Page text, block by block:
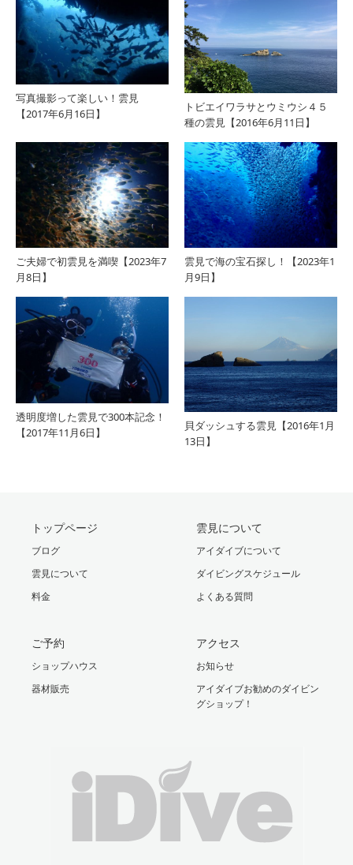
写真撮影って楽しい！雲見
【2017年6月16日】
トビエイワラサとウミウシ４５
種の雲見【2016年6月11日】
ご夫婦で初雲見を満喫【2023年7
月8日】
雲見で海の宝石探し！【2023年1
月9日】
透明度増した雲見で300本記念！
【2017年11月6日】
貝ダッシュする雲見【2016年1月
13日】
トップページ
ブログ
雲見について
料金
雲見について
アイダイブについて
ダイビングスケジュール
よくある質問
ご予約
ショップハウス
器材販売
アクセス
お知らせ
アイダイブお勧めのダイビン
グショップ！